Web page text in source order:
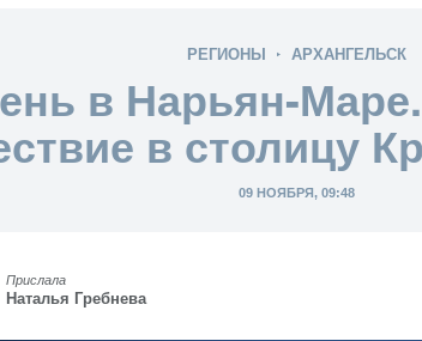
РЕГИОНЫ АРХАНГЕЛЬСК
в Нарьян-
в столицу
09 НОЯБРЯ, 09:48
Прислала
Наталья Гребнева